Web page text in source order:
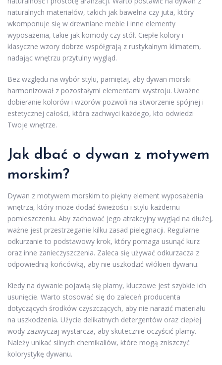
naturalnych materiałów, takich jak bawełna czy juta, który
wkomponuje się w drewniane meble i inne elementy
wyposażenia, takie jak komody czy stół. Ciepłe kolory i
klasyczne wzory dobrze współgrają z rustykalnym klimatem,
nadając wnętrzu przytulny wygląd.
Bez względu na wybór stylu, pamiętaj, aby dywan morski
harmonizował z pozostałymi elementami wystroju. Uważne
dobieranie kolorów i wzorów pozwoli na stworzenie spójnej i
estetycznej całości, która zachwyci każdego, kto odwiedzi
Twoje wnętrze.
Jak dbać o dywan z motywem
morskim?
Dywan z motywem morskim to piękny element wyposażenia
wnętrza, który może dodać świeżości i stylu każdemu
pomieszczeniu. Aby zachować jego atrakcyjny wygląd na dłużej,
ważne jest przestrzeganie kilku zasad pielęgnacji. Regularne
odkurzanie to podstawowy krok, który pomaga usunąć kurz
oraz inne zanieczyszczenia. Zaleca się używać odkurzacza z
odpowiednią końcówką, aby nie uszkodzić włókien dywanu.
Kiedy na dywanie pojawią się plamy, kluczowe jest szybkie ich
usunięcie. Warto stosować się do zaleceń producenta
dotyczących środków czyszczących, aby nie narazić materiału
na uszkodzenia. Użycie delikatnych detergentów oraz ciepłej
wody zazwyczaj wystarcza, aby skutecznie oczyścić plamy.
Należy unikać silnych chemikaliów, które mogą zniszczyć
kolorystykę dywanu.